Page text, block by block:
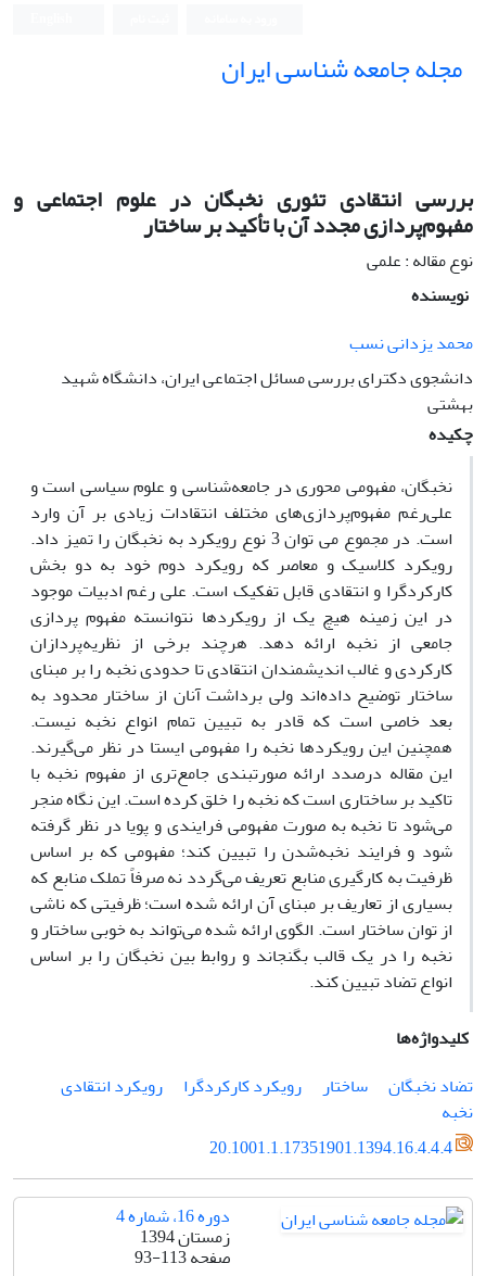
مجله جامعه شناسی ایران
بررسی انتقادی تئوری نخبگان در علوم اجتماعی و
مفهوم‌پردازی مجدد آن با تأکید بر ساختار
نوع مقاله : علمی
نویسنده
محمد یزدانی نسب
دانشجوی دکترای بررسی مسائل اجتماعی ایران، دانشگاه شهید
بهشتی
چکیده
نخبگان، مفهومی محوری در جامعه‌شناسی و علوم سیاسی است و
علی‌رغم مفهوم‌پردازی‌های مختلف انتقادات زیادی بر آن وارد
است. در مجموع می توان 3 نوع رویکرد به نخبگان را تمیز داد.
رویکرد کلاسیک و معاصر که رویکرد دوم خود به دو بخش
کارکردگرا و انتقادی قابل تفکیک است. علی رغم ادبیات موجود
در این زمینه هیچ یک از رویکردها نتوانسته مفهوم پردازی
جامعی از نخبه ارائه دهد. هرچند برخی از نظریه‌پردازان
کارکردی و غالب اندیشمندان انتقادی تا حدودی نخبه را بر مبنای
ساختار توضیح داده‌اند ولی برداشت آنان از ساختار محدود به
بعد خاصی است که قادر به تبیین تمام انواع نخبه نیست.
همچنین این رویکردها نخبه را مفهومی ایستا در نظر می‌گیرند.
این مقاله درصدد ارائه صورتبندی جامع‌تری از مفهوم نخبه با
تاکید بر ساختاری است که نخبه را خلق کرده است. این نگاه منجر
می‌شود تا نخبه به صورت مفهومی فرایندی و پویا در نظر گرفته
شود و فرایند نخبه‌شدن را تبیین کند؛ مفهومی که بر اساس
ظرفیت به کارگیری منابع تعریف می‌گردد نه صرفاً تملک منابع که
بسیاری از تعاریف بر مبنای آن ارائه شده است؛ ظرفیتی که ناشی
از توان ساختار است. الگوی ارائه شده می‌تواند به خوبی ساختار و
نخبه را در یک قالب بگنجاند و روابط بین نخبگان را بر اساس
انواع تضاد تبیین ‌کند.
کلیدواژه‌ها
تضاد نخبگان
ساختار رویکرد کارکردگرا
رویکرد انتقادی
نخبه
20.1001.1.17351901.1394.16.4.4.4
دوره 16، شماره 4
زمستان 1394
صفحه93-113